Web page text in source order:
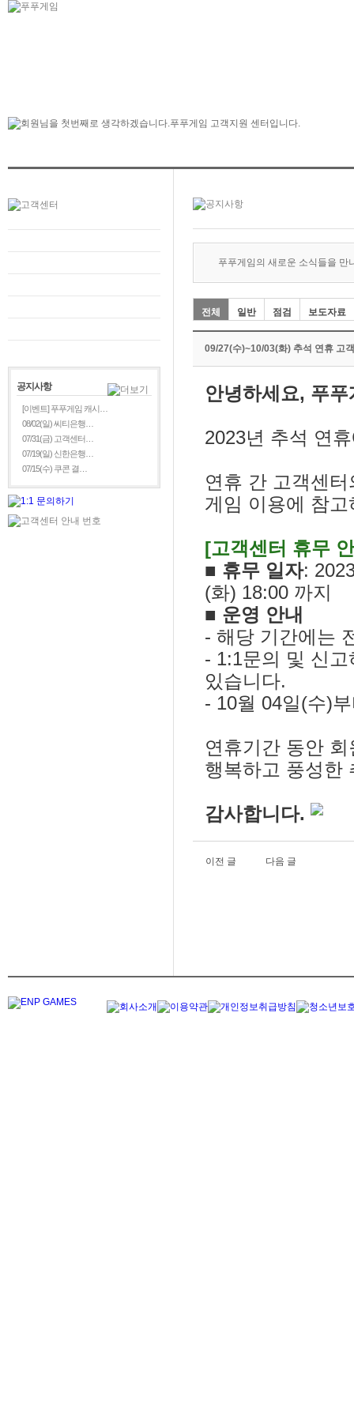
공지사항
[이벤트] 푸푸게임 캐시…
08/02(일) 씨티은행…
07/31(금) 고객센터…
07/19(일) 신한은행…
07/15(수) 쿠콘 결…
푸푸게임의 새로운 소식들을 만
전체 일반 점검 보도자료
09/27(수)~10/03(화) 추석 연휴 고
안녕하세요, 푸
2023년 추석 연
연휴 간 고객센
게임 이용에 참
[고객센터 휴무
■ 휴무 일자:
(화) 18:00 까지
■ 운영 안내
- 해당 기간에는
- 1:1문의 및 신
있습니다.
- 10월 04일(수)
연휴기간 동안
행복하고 풍성한
감사합니다.
이전 글 다음 글